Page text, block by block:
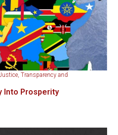
,Transparency and
Into Prosperity